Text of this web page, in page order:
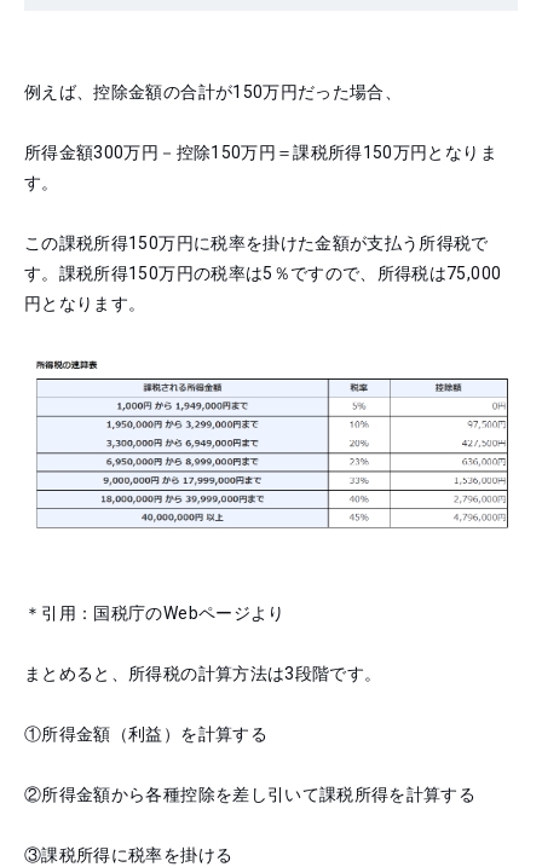
例えば、控除金額の合計が150万円だった場合、
所得金額300万円－控除150万円＝課税所得150万円となりま
す。
この課税所得150万円に税率を掛けた金額が支払う所得税で
す。課税所得150万円の税率は5％ですので、所得税は75,000
円となります。
＊引用：国税庁のWebページより
まとめると、所得税の計算方法は3段階です。
①所得金額（利益）を計算する
②所得金額から各種控除を差し引いて課税所得を計算する
③課税所得に税率を掛ける